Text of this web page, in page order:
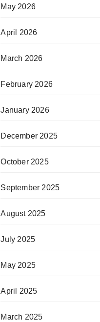
May 2026
April 2026
March 2026
February 2026
January 2026
December 2025
October 2025
September 2025
August 2025
July 2025
May 2025
April 2025
March 2025